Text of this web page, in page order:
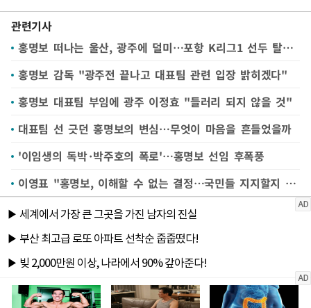
관련기사
홍명보 떠나는 울산, 광주에 덜미…포항 K리그1 선두 탈환(종합)
홍명보 감독 "광주전 끝나고 대표팀 관련 입장 밝히겠다"
홍명보 대표팀 부임에 광주 이정효 "들러리 되지 않을 것"
대표팀 선 긋던 홍명보의 변심…무엇이 마음을 흔들었을까
'이임생의 독박·박주호의 폭로'…홍명보 선임 후폭풍
이영표 "홍명보, 이해할 수 없는 결정…국민들 지지할지 의문"